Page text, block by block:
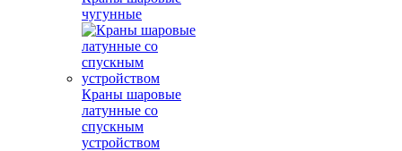
чугунные
Краны шаровые
латунные со
спускным
устройством